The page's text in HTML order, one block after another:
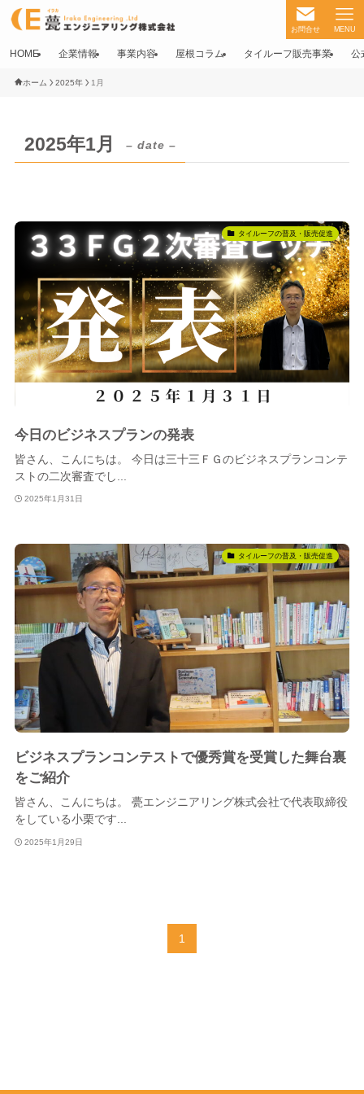
お問合せ MENU
HOME 企業情報 事業内容 屋根コラム タイルーフ販売事業 公
ホーム 2025年 1月
2025年1月 – date –
タイルーフの普及・販売促進
今日のビジネスプランの発表
皆さん、こんにちは。 今日は三十三ＦＧのビジネスプランコンテ
ストの二次審査でし...
2025年1月31日
タイルーフの普及・販売促進
ビジネスプランコンテストで優秀賞を受賞した舞台裏
をご紹介
皆さん、こんにちは。 甍エンジニアリング株式会社で代表取締役
をしている小栗です...
2025年1月29日
1